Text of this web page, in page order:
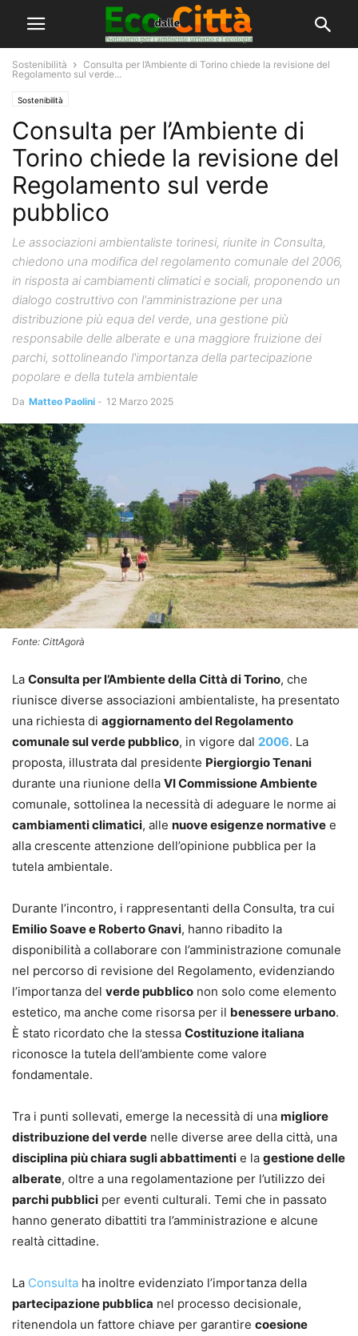
Sostenibilità
Consulta per l’Ambiente di Torino chiede la revisione del
Regolamento sul verde...
Sostenibilità
Consulta per l’Ambiente di
Torino chiede la revisione del
Regolamento sul verde
pubblico
Le associazioni ambientaliste torinesi, riunite in Consulta,
chiedono una modifica del regolamento comunale del 2006,
in risposta ai cambiamenti climatici e sociali, proponendo un
dialogo costruttivo con l'amministrazione per una
distribuzione più equa del verde, una gestione più
responsabile delle alberate e una maggiore fruizione dei
parchi, sottolineando l'importanza della partecipazione
popolare e della tutela ambientale
Da Matteo Paolini - 12 Marzo 2025
Fonte: CittAgorà
La Consulta per l’Ambiente della Città di Torino, che
riunisce diverse associazioni ambientaliste, ha presentato
una richiesta di aggiornamento del Regolamento
comunale sul verde pubblico, in vigore dal 2006. La
proposta, illustrata dal presidente Piergiorgio Tenani
durante una riunione della VI Commissione Ambiente
comunale, sottolinea la necessità di adeguare le norme ai
cambiamenti climatici, alle nuove esigenze normative e
alla crescente attenzione dell’opinione pubblica per la
tutela ambientale.
Durante l’incontro, i rappresentanti della Consulta, tra cui
Emilio Soave e Roberto Gnavi, hanno ribadito la
disponibilità a collaborare con l’amministrazione comunale
nel percorso di revisione del Regolamento, evidenziando
l’importanza del verde pubblico non solo come elemento
estetico, ma anche come risorsa per il benessere urbano.
È stato ricordato che la stessa Costituzione italiana
riconosce la tutela dell’ambiente come valore
fondamentale.
Tra i punti sollevati, emerge la necessità di una migliore
distribuzione del verde nelle diverse aree della città, una
disciplina più chiara sugli abbattimenti e la gestione delle
alberate, oltre a una regolamentazione per l’utilizzo dei
parchi pubblici per eventi culturali. Temi che in passato
hanno generato dibattiti tra l’amministrazione e alcune
realtà cittadine.
La Consulta ha inoltre evidenziato l’importanza della
partecipazione pubblica nel processo decisionale,
ritenendola un fattore chiave per garantire coesione